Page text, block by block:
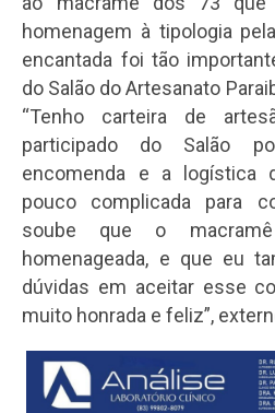
homenagem à tipologia
encantada foi tão
do Salão do Artesanato
“Tenho carteira de
participado do Salão
encomenda e a logística
pouco complicada para
soube que o
homenageada, e que eu
dúvidas em aceitar esse
muito honrada e feliz”,